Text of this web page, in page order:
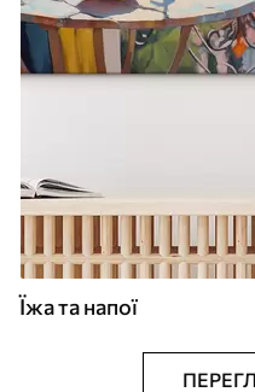
Їжа та напої